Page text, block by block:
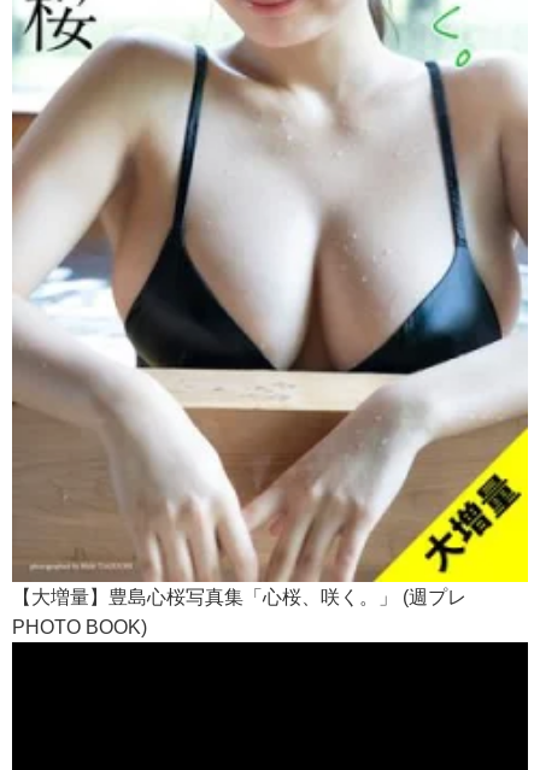
【大増量】豊島心桜写真集「心桜、咲く。」 (週プレ
PHOTO BOOK)